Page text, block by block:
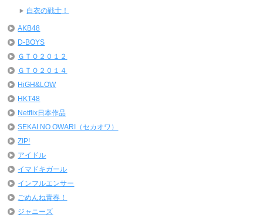
白衣の戦士！
AKB48
D-BOYS
ＧＴＯ２０１２
ＧＴＯ２０１４
HiGH&LOW
HKT48
Netflix日本作品
SEKAI NO OWARI（セカオワ）
ZIP!
アイドル
イマドキガール
インフルエンサー
ごめんね青春！
ジャニーズ